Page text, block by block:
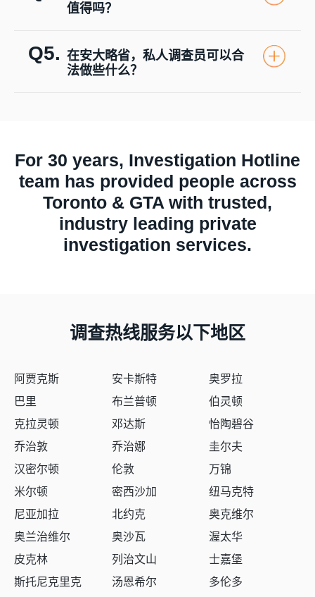
值得吗？
Q5. 在安大略省，私人调查员可以合
法做些什么？
For 30 years, Investigation Hotline
team has provided people across
Toronto & GTA with trusted,
industry leading private
investigation services.
调查热线服务以下地区
阿贾克斯 安卡斯特
奥罗拉
巴里
布兰普顿
伯灵顿
克拉灵顿
邓达斯
怡陶碧谷
乔治敦
乔治娜
圭尔夫
汉密尔顿
伦敦
万锦
米尔顿
密西沙加
纽马克特
尼亚加拉
北约克
奥克维尔
奥兰治维尔
奥沙瓦
渥太华
皮克林
列治文山
士嘉堡
斯托尼克里克
汤恩希尔
多伦多